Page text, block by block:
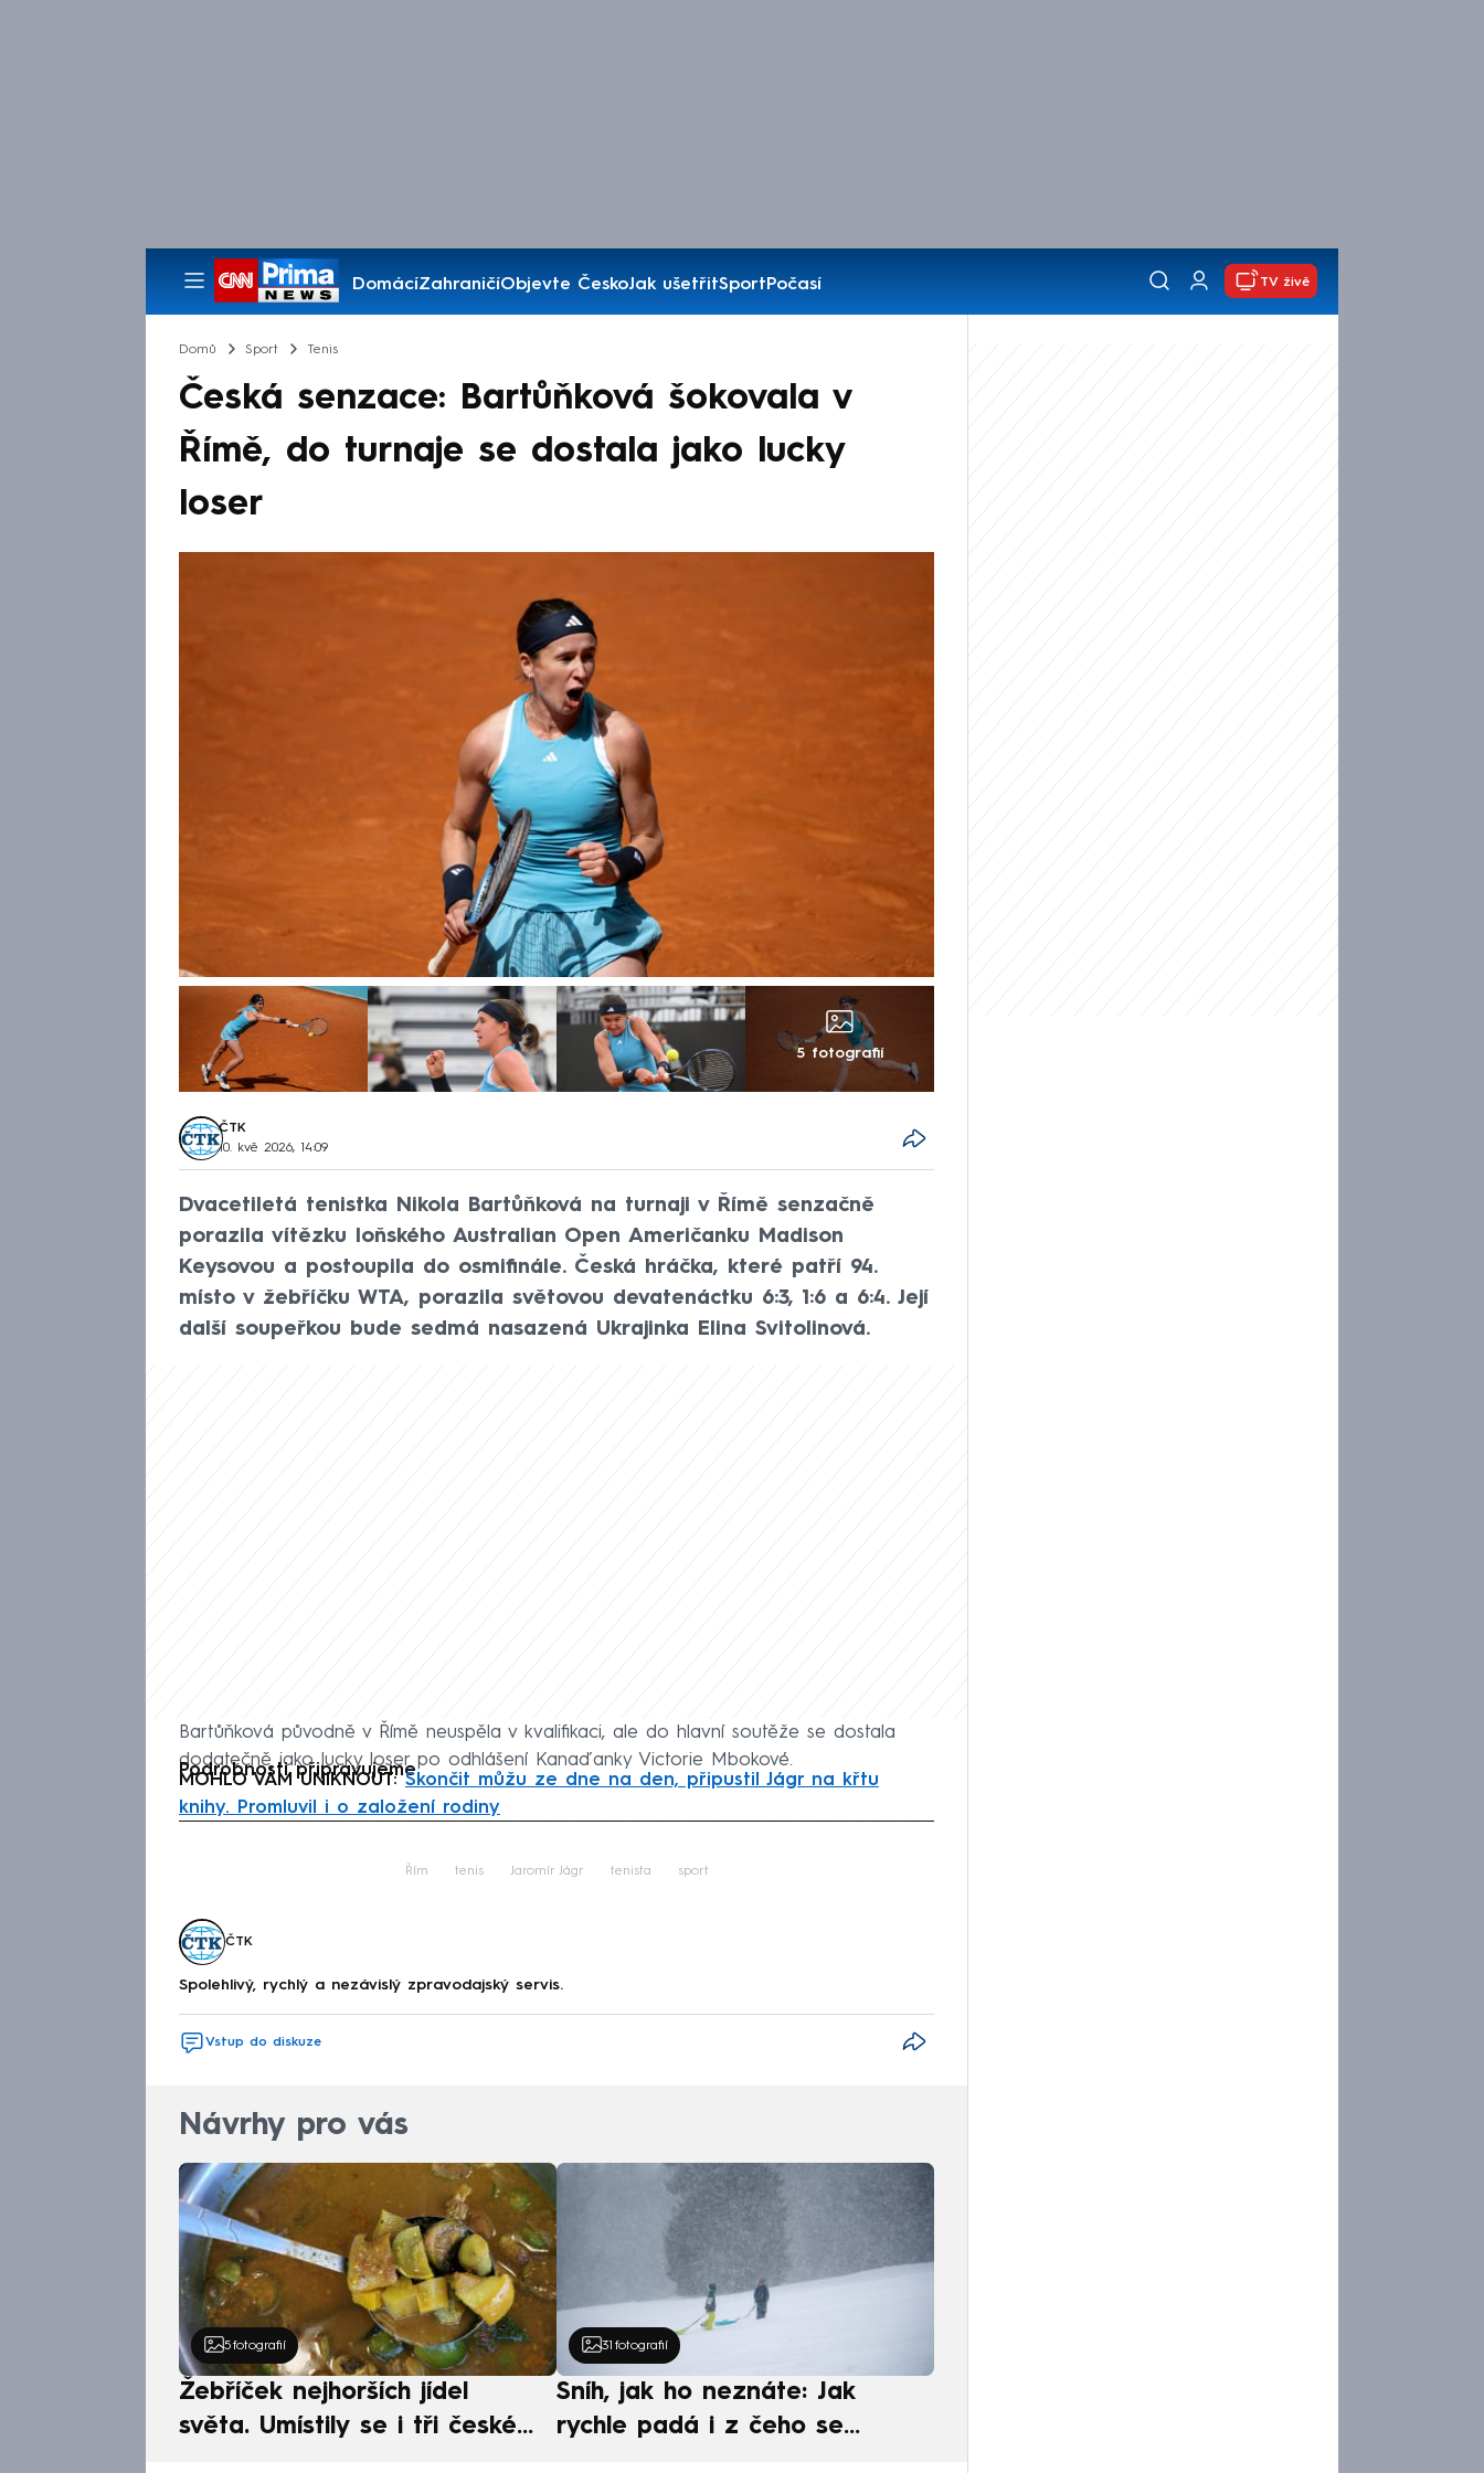
DomácíZahraničíObjevte ČeskoJak ušetřitSportPočasí
Pořady
TV živě
Domů Sport Tenis
Česká senzace: Bartůňková šokovala v
Římě, do turnaje se dostala jako lucky
loser
5 fotografií
ČTK
10. kvě 2026, 14:09
Dvacetiletá tenistka Nikola Bartůňková na turnaji v Římě senzačně
porazila vítězku loňského Australian Open Američanku Madison
Keysovou a postoupila do osmifinále. Česká hráčka, které patří 94.
místo v žebříčku WTA, porazila světovou devatenáctku 6:3, 1:6 a 6:4. Její
další soupeřkou bude sedmá nasazená Ukrajinka Elina Svitolinová.
Bartůňková původně v Římě neuspěla v kvalifikaci, ale do hlavní soutěže se dostala
dodatečně jako lucky loser po odhlášení Kanaďanky Victorie Mbokové.
Podrobnosti připravujeme.
MOHLO VÁM UNIKNOUT:Skončit můžu ze dne na den, připustil Jágr na křtu
knihy. Promluvil i o založení rodiny
Řím tenis Jaromír Jágr tenista sport
ČTK
Spolehlivý, rychlý a nezávislý zpravodajský servis.
Vstup do diskuze
Návrhy pro vás
5 fotografií
Žebříček nejhorších jídel
světa. Umístily se i tři české
31 fotografií
Sníh, jak ho neznáte: Jak
rychle padá i z čeho se